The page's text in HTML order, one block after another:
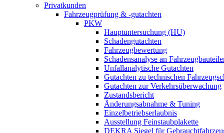
Privatkunden
Fahrzeugprüfung & -gutachten
PKW
Hauptuntersuchung (HU)
Schadengutachten
Fahrzeugbewertung
Schadensanalyse an
Unfallanalytische Gutachten
Gutachten zu technischen
Gutachten zur Verkehrsüberwachung
Zustandsbericht
Änderungsabnahme & Tuning
Einzelbetriebserlaubnis
Ausstellung Feinstaubplakette
DEKRA Siegel für